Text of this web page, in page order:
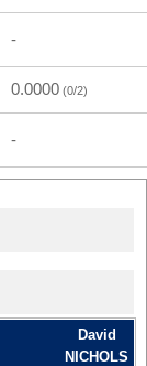
-
0.0000 (0/2)
-
David
NICHOLS